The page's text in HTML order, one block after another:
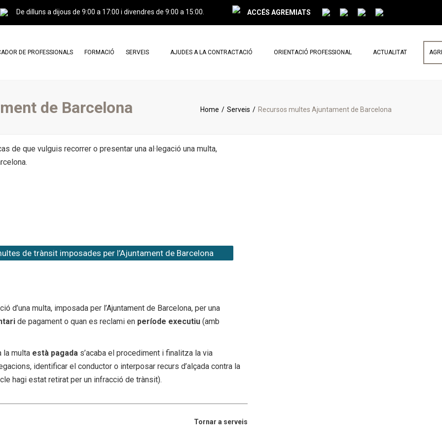
De dilluns a dijous de 9:00 a 17:00 i divendres de 9:00 a 15:00. ACCÉS AGREMIATS
DE PROFESSIONALS FORMACIÓ
CAMPUS GREINCAT
SERVEIS
TRÀMITS
PUBLICITAT
AJUDES A LA CONTRACTACIÓ ORIENTACIÓ PROFESSIONAL ACTUALITAT
BUTLLETÍ MENSUAL
de Barcelona Home Serveis Recursos multes Ajuntament de Barcelona
de que vulguis recorrer o presentar una al·legació una multa,
de trànsit imposades per l’Ajuntament de Barcelona
d’una multa, imposada per l’Ajuntament de Barcelona, per una
de pagament o quan es reclami en període executiu (amb
la multa està pagada s’acaba el procediment i finalitza la via
identificar el conductor o interposar recurs d’alçada contra la
hagi estat retirat per un infracció de trànsit).
Tornar a serveis